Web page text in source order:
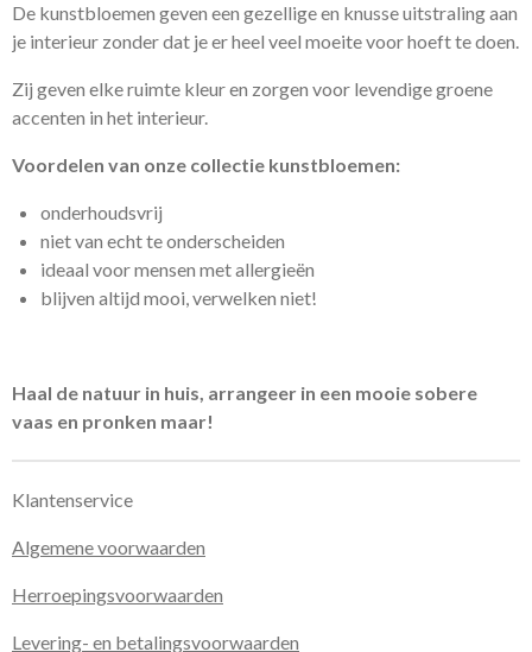
De kunstbloemen geven een gezellige en knusse uitstraling aan
je interieur zonder dat je er heel veel moeite voor hoeft te doen.
Zij geven elke ruimte kleur en zorgen voor levendige groene
accenten in het interieur.
Voordelen van onze collectie kunstbloemen:
onderhoudsvrij
niet van echt te onderscheiden
ideaal voor mensen metallergieën
blijven altijd mooi, verwelken niet!
Haal de natuur in huis, arrangeer in een mooie sobere
vaas en pronken maar!
Klantenservice
Algemene voorwaarden
Herroepingsvoorwaarden
Levering- en betalingsvoorwaarden